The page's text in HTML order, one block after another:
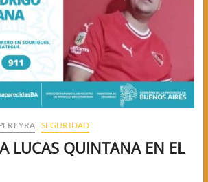
SEGURIDAD
LUCAS QUINTANA EN EL